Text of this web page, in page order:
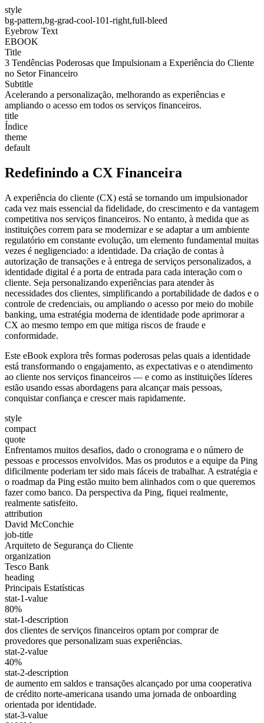
style
bg-pattern,bg-grad-cool-101-right,full-bleed
Eyebrow Text
EBOOK
Title
3 Tendências Poderosas que Impulsionam a Experiência do Cliente
no Setor Financeiro
Subtitle
Acelerando a personalização, melhorando as experiências e
ampliando o acesso em todos os serviços financeiros.
title
Índice
theme
default
Redefinindo a CX Financeira
A experiência do cliente (CX) está se tornando um impulsionador
cada vez mais essencial da fidelidade, do crescimento e da vantagem
competitiva nos serviços financeiros. No entanto, à medida que as
instituições correm para se modernizar e se adaptar a um ambiente
regulatório em constante evolução, um elemento fundamental muitas
vezes é negligenciado: a identidade. Da criação de contas à
autorização de transações e à entrega de serviços personalizados, a
identidade digital é a porta de entrada para cada interação com o
cliente. Seja personalizando experiências para atender às
necessidades dos clientes, simplificando a portabilidade de dados e o
controle de credenciais, ou ampliando o acesso por meio do mobile
banking, uma estratégia moderna de identidade pode aprimorar a
CX ao mesmo tempo em que mitiga riscos de fraude e
conformidade.
Este eBook explora três formas poderosas pelas quais a identidade
está transformando o engajamento, as expectativas e o atendimento
ao cliente nos serviços financeiros — e como as instituições líderes
estão usando essas abordagens para alcançar mais pessoas,
conquistar confiança e crescer mais rapidamente.
style
compact
quote
Enfrentamos muitos desafios, dado o cronograma e o número de
pessoas e processos envolvidos. Mas os produtos e a equipe da Ping
dificilmente poderiam ter sido mais fáceis de trabalhar. A estratégia e
o roadmap da Ping estão muito bem alinhados com o que queremos
fazer como banco. Da perspectiva da Ping, fiquei realmente,
realmente satisfeito.
attribution
David McConchie
job-title
Arquiteto de Segurança do Cliente
organization
Tesco Bank
heading
Principais Estatísticas
stat-1-value
80%
stat-1-description
dos clientes de serviços financeiros optam por comprar de
provedores que personalizam suas experiências.
stat-2-value
40%
stat-2-description
de aumento em saldos e transações alcançado por uma cooperativa
de crédito norte-americana usando uma jornada de onboarding
orientada por identidade.
stat-3-value